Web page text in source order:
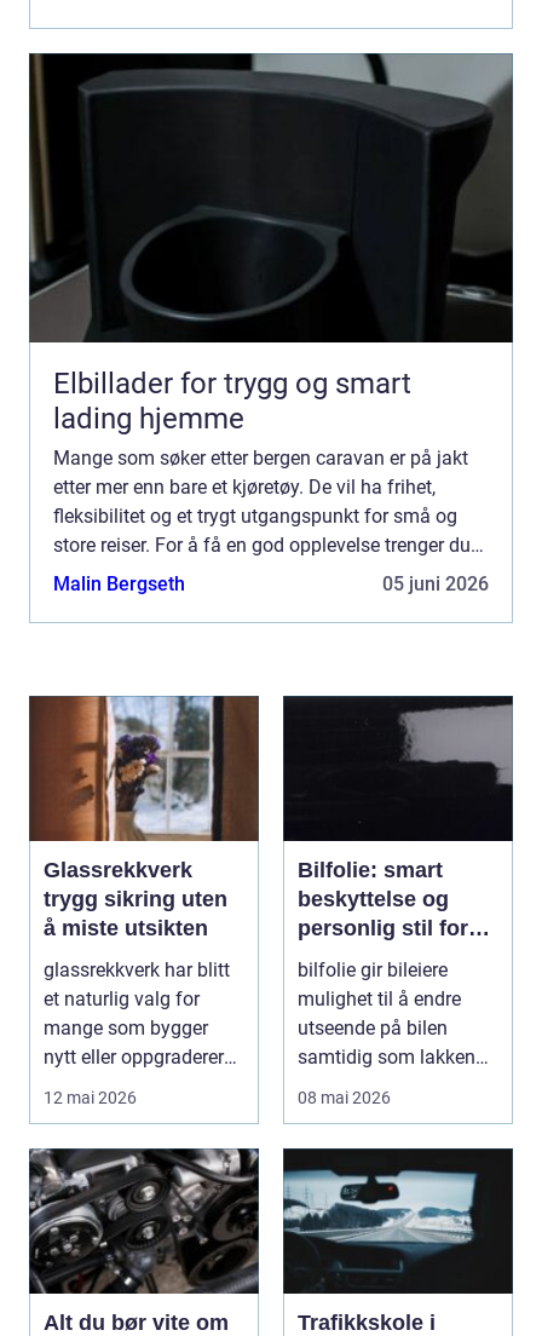
Elbillader for trygg og smart
lading hjemme
Mange som søker etter bergen caravan er på jakt
etter mer enn bare et kjøretøy. De vil ha frihet,
fleksibilitet og et trygt utgangspunkt for små og
store reiser. For å få en god opplevelse trenger du
både riktig bobil eller campingvogn, solid oppfølg...
Malin Bergseth 05 juni 2026
Glassrekkverk
trygg sikring uten
å miste utsikten
glassrekkverk har blitt
et naturlig valg for
mange som bygger
nytt eller oppgraderer
bolig, hytte og...
12 mai 2026
Bilfolie: smart
beskyttelse og
personlig stil for
bilen
bilfolie gir bileiere
mulighet til å endre
utseende på bilen
samtidig som lakken
får et ekstra lag m...
08 mai 2026
Alt du bør vite om
Trafikkskole i